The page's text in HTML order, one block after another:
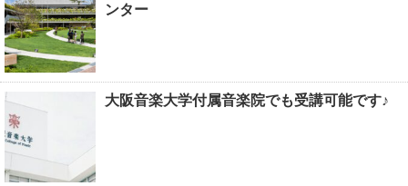
ンター
大阪音楽大学付属音楽院でも受講可能です♪